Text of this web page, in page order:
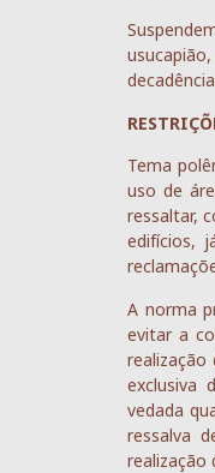
Tema
uso de
ressaltar,
edifícios,
A norma
evitar a
realização
exclusiva
vedada
ressalva
realização